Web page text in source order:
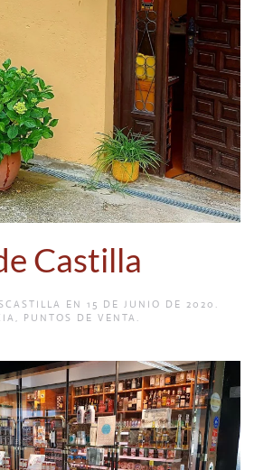
Castilla
EN 15 DE JUNIO DE 2020 .
, PUNTOS DE VENTA .